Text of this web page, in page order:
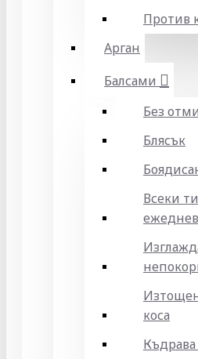
Против
Арган
Балсами
Без
Блясък
Всеки
коса
Къдрава